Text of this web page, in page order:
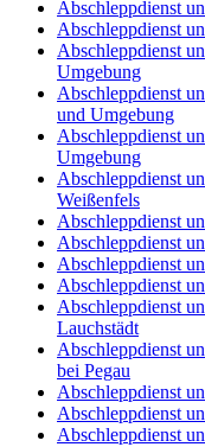
Abschleppdienst
Abschleppdienst
Abschleppdienst
Umgebung
Abschleppdienst
und Umgebung
Abschleppdienst
Umgebung
Abschleppdienst
Weißenfels
Abschleppdienst
Abschleppdienst
Abschleppdienst
Abschleppdienst
Abschleppdienst
Lauchstädt
Abschleppdienst
bei Pegau
Abschleppdienst
Abschleppdienst
Abschleppdienst